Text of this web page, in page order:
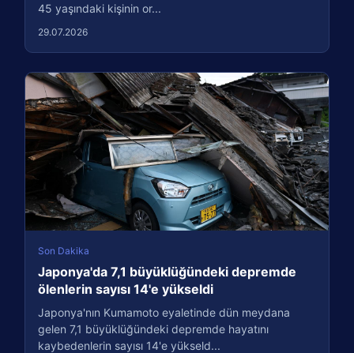
45 yaşındaki kişinin or...
29.07.2026
Son Dakika
Japonya'da 7,1 büyüklüğündeki depremde
ölenlerin sayısı 14'e yükseldi
Japonya'nın Kumamoto eyaletinde dün meydana
gelen 7,1 büyüklüğündeki depremde hayatını
kaybedenlerin sayısı 14'e yükseld...